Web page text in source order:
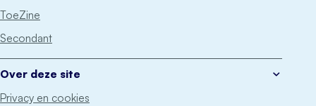
ToeZine
Secondant
Over deze site
Privacy en cookies